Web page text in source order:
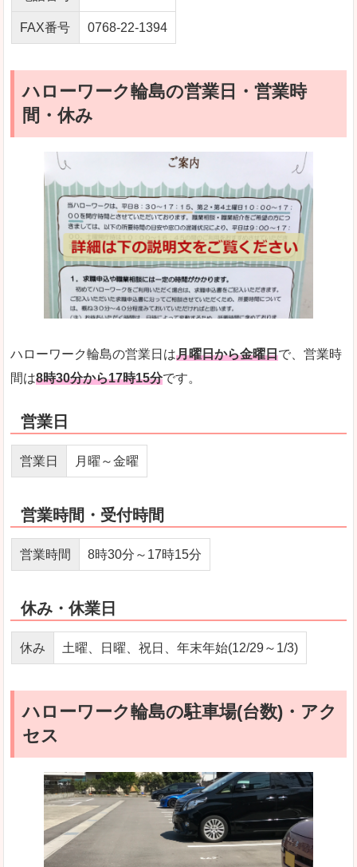
FAX番号 0768-22-1394
ハローワーク輪島の営業日・営業時
間・休み
ハローワーク輪島の営業日は月曜日から金曜日で、営業時
間は8時30分から17時15分です。
営業日
営業日 月曜～金曜
営業時間・受付時間
営業時間 8時30分～17時15分
休み・休業日
休み 土曜、日曜、祝日、年末年始(12/29～1/3)
ハローワーク輪島の駐車場(台数)・アク
セス